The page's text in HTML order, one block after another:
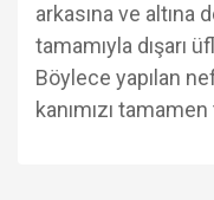
arkasına ve altına
tamamıyla dışarı
Böylece yapılan
kanımızı